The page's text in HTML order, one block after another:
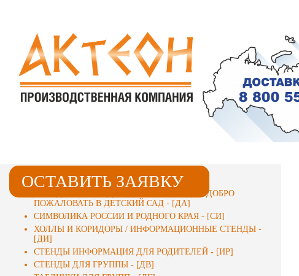
СТЕНДЫ ДЛЯ ДЕТСКИХ САДОВ
СТЕНД-ВИЗИТКА ДЛЯ ДЕТСКОГО САДА / ДОБРО
ПОЖАЛОВАТЬ В ДЕТСКИЙ САД - [ДА]
СИМВОЛИКА РОССИИ И РОДНОГО КРАЯ - [СИ]
ХОЛЛЫ И КОРИДОРЫ / ИНФОРМАЦИОННЫЕ СТЕНДЫ -
[ДИ]
СТЕНДЫ ИНФОРМАЦИЯ ДЛЯ РОДИТЕЛЕЙ - [ИР]
СТЕНДЫ ДЛЯ ГРУППЫ - [ДВ]
ОСТАВИТЬ ЗАЯВКУ